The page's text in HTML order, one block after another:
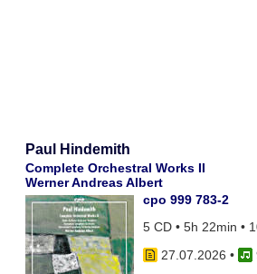
Paul Hindemith
Complete Orchestral Works II
Werner Andreas Albert
cpo 999 783-2
5 CD • 5h 22min •
27.07.2026 •